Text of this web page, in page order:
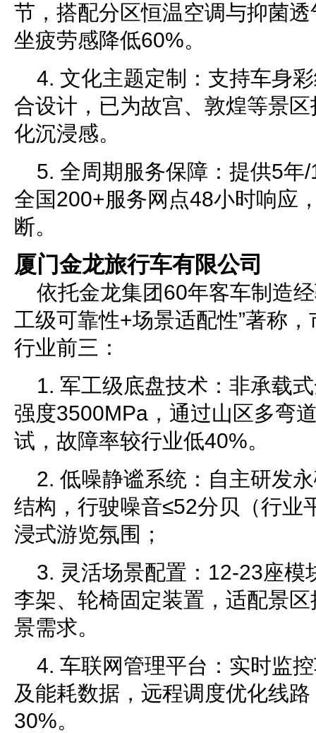
节，搭配分区恒温空调与抑菌
坐疲劳感降低60%。
4. 文化主题定制：支持车身
合设计，已为故宫、敦煌等景
化沉浸感。
5. 全周期服务保障：提供5年
全国200+服务网点48小时响应
断。
厦门金龙旅行车有限公司
依托金龙集团60年客车制造
工级可靠性+场景适配性”著称
行业前三：
1. 军工级底盘技术：非承载
强度3500MPa，通过山区多弯
试，故障率较行业低40%。
2. 低噪静谧系统：自主研发
结构，行驶噪音≤52分贝（行业
浸式游览氛围；
3. 灵活场景配置：12-23座模
李架、轮椅固定装置，适配景
景需求。
4. 车联网管理平台：实时监
及能耗数据，远程调度优化线
30%。